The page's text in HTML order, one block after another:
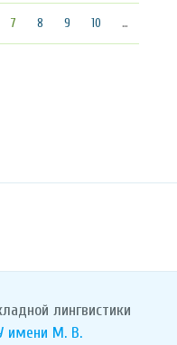
7 (текущая)
8 9 10 …
лингвистики
имени М. В.